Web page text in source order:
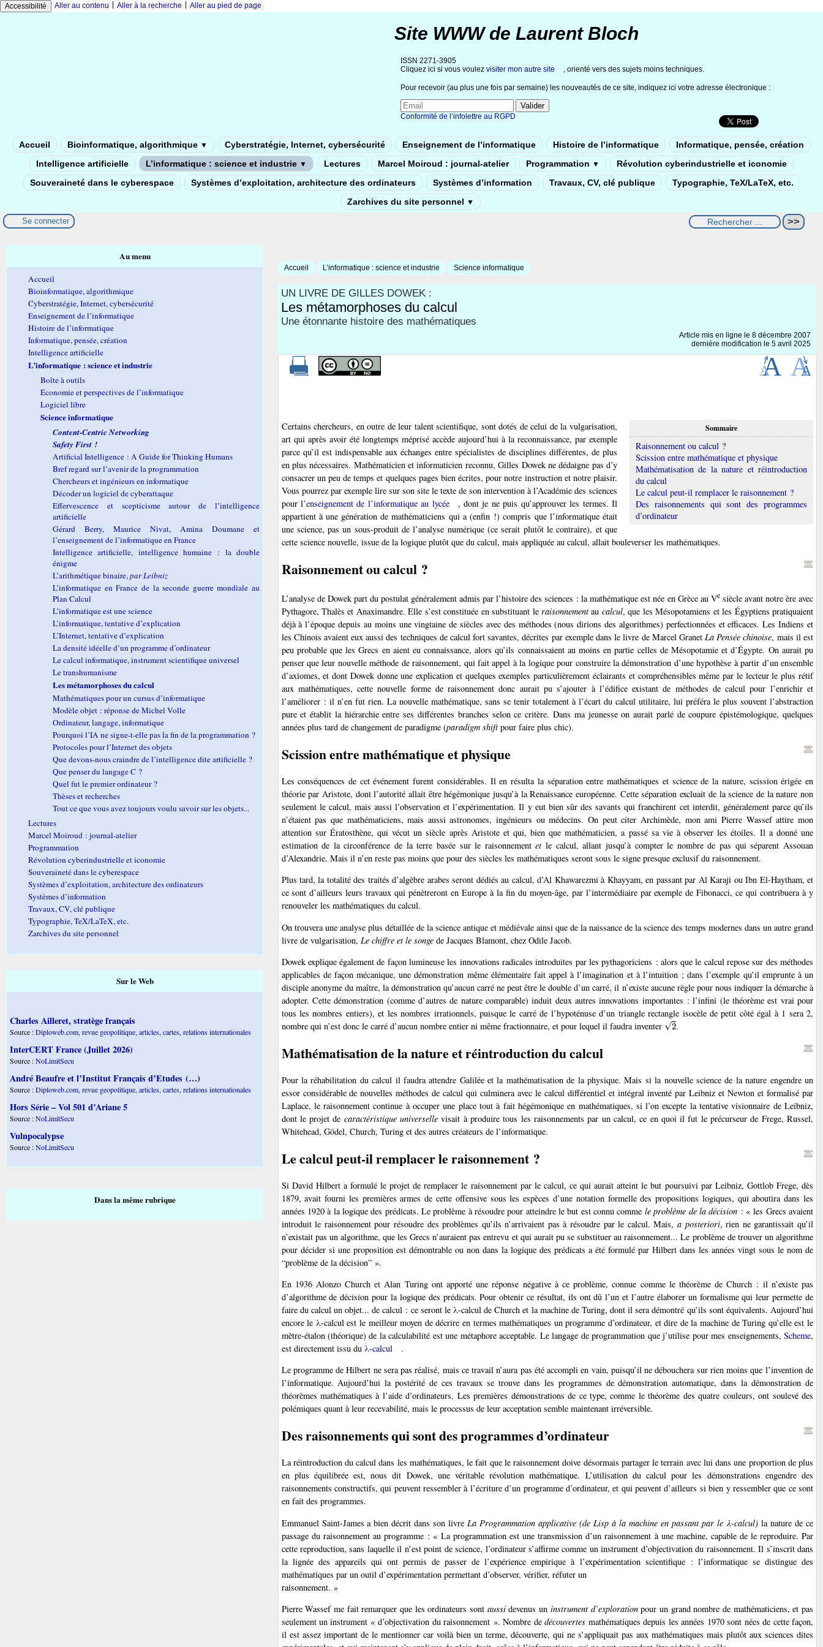
Accessibilité Aller au contenu Aller à la recherche Aller au pied de page
Site WWW de Laurent Bloch
ISSN 2271-3905
Cliquez ici si vous voulez visiter mon autre site , orienté vers des sujets moins techniques.
Pour recevoir (au plus une fois par semaine) les nouveautés de ce site, indiquez ici votre adresse électronique :
Conformité de l’infolettre au RGPD
Accueil Bioinformatique, algorithmique ▼ Cyberstratégie, Internet, cybersécurité Enseignement de l’informatique Histoire de l’informatique
Informatique, pensée, création
Intelligence artificielle
L’informatique : science et industrie ▼ Lectures Marcel Moiroud : journal-atelier Programmation ▼
Révolution cyberindustrielle et iconomie
Souveraineté dans le cyberespace
Systèmes d’exploitation, architecture des ordinateurs Systèmes d’information Travaux, CV, clé publique
Typographie, TeX/LaTeX, etc.
Zarchives du site personnel ▼
Se connecter
Accueil L’informatique : science et industrie Science informatique
UN LIVRE DE GILLES DOWEK :
Les métamorphoses du calcul
Une étonnante histoire des mathématiques
Article mis en ligne le 8 décembre 2007
dernière modification le 5 avril 2025
Sommaire
Raisonnement ou calcul ?
Scission entre mathématique et physique
Mathématisation de la nature et réintroduction
du calcul
Le calcul peut-il remplacer le raisonnement ?
Des raisonnements qui sont des programmes
d’ordinateur
Certains chercheurs, en outre de leur talent scientifique, sont dotés de celui de la vulgarisation,
art qui après avoir été longtemps méprisé accède aujourd’hui à la reconnaissance, par exemple
parce qu’il est indispensable aux échanges entre spécialistes de disciplines différentes, de plus
en plus nécessaires. Mathématicien et informaticien reconnu, Gilles Dowek ne dédaigne pas d’y
consacrer un peu de temps et quelques pages bien écrites, pour notre instruction et notre plaisir.
Vous pourrez par exemple lire sur son site le texte de son intervention à l’Académie des sciences
pour l’enseignement de l’informatique au lycée
, dont je ne puis qu’approuver les termes. Il
appartient à une génération de mathématiciens qui a (enfin !) compris que l’informatique était
une science, pas un sous-produit de l’analyse numérique (ce serait plutôt le contraire), et que
cette science nouvelle, issue de la logique plutôt que du calcul, mais appliquée au calcul, allait bouleverser les mathématiques.
Raisonnement ou calcul ?
L’analyse de Dowek part du postulat généralement admis par l’histoire des sciences : la mathématique est née en Grèce au Vesiècle avant notre ère avec
Pythagore, Thalès et Anaximandre. Elle s’est constituée en substituant le raisonnementau calcul, que les Mésopotamiens et les Égyptiens pratiquaient
déjà à l’époque depuis au moins une vingtaine de siècles avec des méthodes (nous dirions des algorithmes) perfectionnées et efficaces. Les Indiens et
les Chinois avaient eux aussi des techniques de calcul fort savantes, décrites par exemple dans le livre de Marcel GranetLa Pensée chinoise, mais il est
peu probable que les Grecs en aient eu connaissance, alors qu’ils connaissaient au moins en partie celles de Mésopotamie et d’Égypte. On aurait pu
penser que leur nouvelle méthode de raisonnement, qui fait appel à la logique pour construire la démonstration d’une hypothèse à partir d’un ensemble
d’axiomes, et dont Dowek donne une explication et quelques exemples particulièrement éclairants et compréhensibles même par le lecteur le plus rétif
aux mathématiques, cette nouvelle forme de raisonnement donc aurait pu s’ajouter à l’édifice existant de méthodes de calcul pour l’enrichir et
l’améliorer : il n’en fut rien. La nouvelle mathématique, sans se tenir totalement à l’écart du calcul utilitaire, lui préféra le plus souvent l’abstraction
pure et établit la hiérarchie entre ses différentes branches selon ce critère. Dans ma jeunesse on aurait parlé de coupure épistémologique, quelques
années plus tard de changement de paradigme (paradigm shiftpour faire plus chic).
Scission entre mathématique et physique
Les conséquences de cet événement furent considérables. Il en résulta la séparation entre mathématiques et science de la nature, scission érigée en
théorie par Aristote, dont l’autorité allait être hégémonique jusqu’à la Renaissance européenne. Cette séparation excluait de la science de la nature non
seulement le calcul, mais aussi l’observation et l’expérimentation. Il y eut bien sûr des savants qui franchirent cet interdit, généralement parce qu’ils
n’étaient pas que mathématiciens, mais aussi astronomes, ingénieurs ou médecins. On peut citer Archimède, mon ami Pierre Wassef attire mon
attention sur Ératosthène, qui vécut un siècle après Aristote et qui, bien que mathématicien, a passé sa vie à observer les étoiles. Il a donné une
estimation de la circonférence de la terre basée sur le raisonnementetle calcul, allant jusqu’à compter le nombre de pas qui séparent Assouan
d’Alexandrie. Mais il n’en reste pas moins que pour des siècles les mathématiques seront sous le signe presque exclusif du raisonnement.
Plus tard, la totalité des traités d’algèbre arabes seront dédiés au calcul, d’Al Khawarezmi à Khayyam, en passant par Al Karaji ou Ibn El-Haytham, et
ce sont d’ailleurs leurs travaux qui pénètreront en Europe à la fin du moyen-âge, par l’intermédiaire par exemple de Fibonacci, ce qui contribuera à y
renouveler les mathématiques du calcul.
On trouvera une analyse plus détaillée de la science antique et médiévale ainsi que de la naissance de la science des temps modernes dans un autre grand
livre de vulgarisation, Le chiffre et le songede Jacques Blamont, chez Odile Jacob.
Dowek explique également de façon lumineuse les innovations radicales introduites par les pythagoriciens : alors que le calcul repose sur des méthodes
applicables de façon mécanique, une démonstration même élémentaire fait appel à l’imagination et à l’intuition ; dans l’exemple qu’il emprunte à un
disciple anonyme du maître, la démonstration qu’aucun carré ne peut être le double d’un carré, il n’existe aucune règle pour nous indiquer la démarche à
adopter. Cette démonstration (comme d’autres de nature comparable) induit deux autres innovations importantes : l’infini (le théorème est vrai pour
tous les nombres entiers), et les nombres irrationnels, puisque le carré de l’hypoténuse d’un triangle rectangle isocèle de petit côté égal à 1 sera 2,
nombre qui n’est donc le carré d’aucun nombre entier ni même fractionnaire, et pour lequel il faudra inventer2 .
Mathématisation de la nature et réintroduction du calcul
Pour la réhabilitation du calcul il faudra attendre Galilée et la mathématisation de la physique. Mais si la nouvelle science de la nature engendre un
essor considérable de nouvelles méthodes de calcul qui culminera avec le calcul différentiel et intégral inventé par Leibniz et Newton et formalisé par
Laplace, le raisonnement continue à occuper une place tout à fait hégémonique en mathématiques, si l’on excepte la tentative visionnaire de Leibniz,
dont le projet de caractéristique universelle visait à produire tous les raisonnements par un calcul, ce en quoi il fut le précurseur de Frege, Russel,
Whitehead, Gödel, Church, Turing et des autres créateurs de l’informatique.
Le calcul peut-il remplacer le raisonnement ?
Si David Hilbert a formulé le projet de remplacer le raisonnement par le calcul, ce qui aurait atteint le but poursuivi par Leibniz, Gottlob Frege, dès
1879, avait fourni les premières armes de cette offensive sous les espèces d’une notation formelle des propositions logiques, qui aboutira dans les
années 1920 à la logique des prédicats. Le problème à résoudre pour atteindre le but est connu comme le problème de la décision : « les Grecs avaient
introduit le raisonnement pour résoudre des problèmes qu’ils n’arrivaient pas à résoudre par le calcul. Mais,a posteriori, rien ne garantissait qu’il
n’existait pas un algorithme, que les Grecs n’auraient pas entrevu et qui aurait pu se substituer au raisonnement... Le problème de trouver un algorithme
pour décider si une proposition est démontrable ou non dans la logique des prédicats a été formulé par Hilbert dans les années vingt sous le nom de
“problème de la décision” ».
En 1936 Alonzo Church et Alan Turing ont apporté une réponse négative à ce problème, connue comme le théorème de Church : il n’existe pas
d’algorithme de décision pour la logique des prédicats. Pour obtenir ce résultat, ils ont dû l’un et l’autre élaborer un formalisme qui leur permette de
faire du calcul un objet... de calcul : ce seront le λ-calcul de Church et la machine de Turing, dont il sera démontré qu’ils sont équivalents. Aujourd’hui
encore le λ-calcul est le meilleur moyen de décrire en termes mathématiques un programme d’ordinateur, et dire de la machine de Turing qu’elle est le
mètre-étalon (théorique) de la calculabilité est une métaphore acceptable. Le langage de programmation que j’utilise pour mes enseignements, Scheme,
est directement issu du λ-calcul
.
Le programme de Hilbert ne sera pas réalisé, mais ce travail n’aura pas été accompli en vain, puisqu’il ne débouchera sur rien moins que l’invention de
l’informatique. Aujourd’hui la postérité de ces travaux se trouve dans les programmes de démonstration automatique, dans la démonstration de
théorèmes mathématiques à l’aide d’ordinateurs. Les premières démonstrations de ce type, comme le théorème des quatre couleurs, ont soulevé des
polémiques quant à leur recevabilité, mais le processus de leur acceptation semble maintenant irréversible.
Des raisonnements qui sont des programmes d’ordinateur
La réintroduction du calcul dans les mathématiques, le fait que le raisonnement doive désormais partager le terrain avec lui dans une proportion de plus
en plus équilibrée est, nous dit Dowek, une véritable révolution mathématique. L’utilisation du calcul pour les démonstrations engendre des
raisonnements constructifs, qui peuvent ressembler à l’écriture d’un programme d’ordinateur, et qui peuvent d’ailleurs si bien y ressembler que ce sont
en fait des programmes.
Emmanuel Saint-James a bien décrit dans son livre La Programmation applicative (de Lisp à la machine en passant par le λ-calcul) la nature de ce
passage du raisonnement au programme : « La programmation est une transmission d’un raisonnement à une machine, capable de le reproduire. Par
cette reproduction, sans laquelle il n’est point de science, l’ordinateur s’affirme comme un instrument d’objectivation du raisonnement. Il s’inscrit dans
la lignée des appareils qui ont permis de passer de l’expérience empirique à l’expérimentation scientifique : l’informatique se distingue des
mathématiques par un outil d’expérimentation permettant d’observer, vérifier, réfuter un
raisonnement. »
Pierre Wassef me fait remarquer que les ordinateurs sont aussidevenus un instrument d’explorationpour un grand nombre de mathématiciens, et pas
seulement un instrument « d’objectivation du raisonnement ». Nombre dedécouvertes mathématiques depuis les années 1970 sont nées de cette façon,
il est assez important de le mentionner car voilà bien un terme, découverte, qui ne s’appliquait pas aux mathématiques mais plutôt aux sciences dites
Au menu
Accueil
Bioinformatique, algorithmique
Cyberstratégie, Internet, cybersécurité
Enseignement de l’informatique
Histoire de l’informatique
Informatique, pensée, création
Intelligence artificielle
L’informatique : science et industrie
Boîte à outils
Économie et perspectives de l’informatique
Logiciel libre
Science informatique
Content-Centric Networking
Safety First !
Artificial Intelligence : A Guide for Thinking Humans
Bref regard sur l’avenir de la programmation
Chercheurs et ingénieurs en informatique
Décoder un logiciel de cyberattaque
Effervescence et scepticisme autour de l’intelligence
artificielle
Gérard Berry, Maurice Nivat, Amina Doumane et
l’enseignement de l’informatique en France
Intelligence artificielle, intelligence humaine : la double
énigme
L’arithmétique binaire,par Leibniz
L’informatique en France de la seconde guerre mondiale au
Plan Calcul
L’informatique est une science
L’informatique, tentative d’explication
L’Internet, tentative d’explication
La densité idéelle d’un programme d’ordinateur
Le calcul informatique, instrument scientifique universel
Le transhumanisme
Les métamorphoses du calcul
Mathématiques pour un cursus d’informatique
Modèle objet : réponse de Michel Volle
Ordinateur, langage, informatique
Pourquoi l’IA ne signe-t-elle pas la fin de la programmation ?
Protocoles pour l’Internet des objets
Que devons-nous craindre de l’intelligence dite artificielle ?
Que penser du langage C ?
Quel fut le premier ordinateur ?
Thèses et recherches
Tout ce que vous avez toujours voulu savoir sur les objets...
Lectures
Marcel Moiroud : journal-atelier
Programmation
Révolution cyberindustrielle et iconomie
Souveraineté dans le cyberespace
Systèmes d’exploitation, architecture des ordinateurs
Systèmes d’information
Travaux, CV, clé publique
Typographie, TeX/LaTeX, etc.
Zarchives du site personnel
Sur le Web
Charles Ailleret, stratège français
Source :Diploweb.com, revue geopolitique, articles, cartes, relations internationales
InterCERT France (Juillet 2026)
Source :NoLimitSecu
André Beaufre et l’Institut Français d’Etudes (…)
Source :Diploweb.com, revue geopolitique, articles, cartes, relations internationales
Hors Série – Vol 501 d’Ariane 5
Source :NoLimitSecu
Vulnpocalypse
Source :NoLimitSecu
Dans la même rubrique